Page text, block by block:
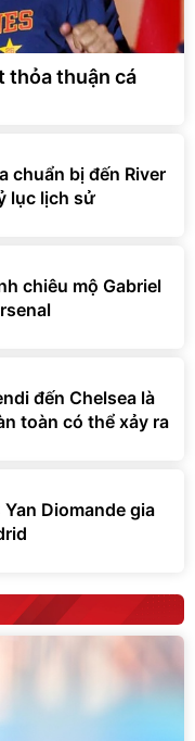
thỏa thuận cá
chuẩn bị đến River
lục lịch sử
chiêu mộ Gabriel
đến Chelsea là
toàn có thể xảy ra
Diomande gia